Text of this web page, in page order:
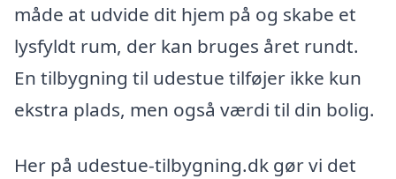
måde at udvide dit hjem på og skabe et
lysfyldt rum, der kan bruges året rundt.
En tilbygning til udestue tilføjer ikke kun
ekstra plads, men også værdi til din bolig.
Her på udestue-tilbygning.dk gør vi det